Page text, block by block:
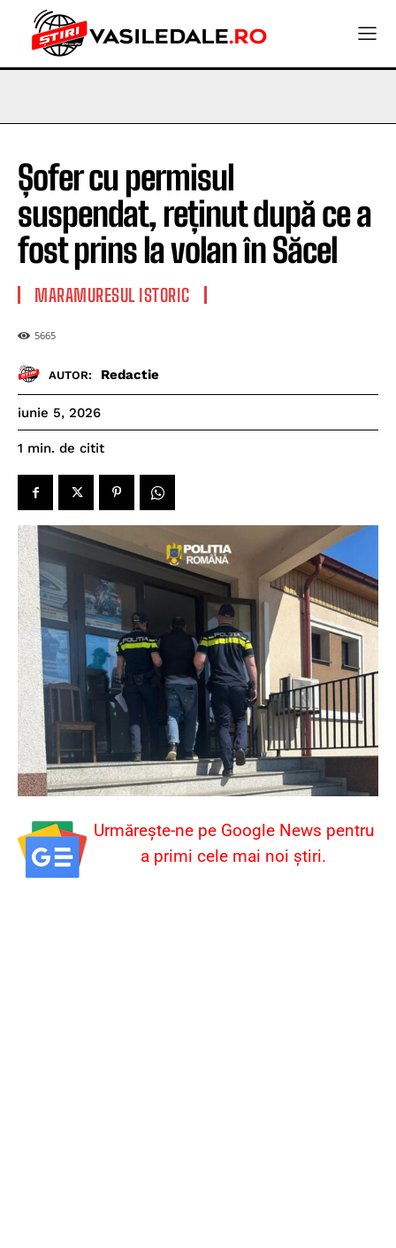
Șofer cu permisul
suspendat, reținut după ce a
fost prins la volan în Săcel
MARAMURESUL ISTORIC
5665
AUTOR: Redactie
iunie 5, 2026
1 min. de citit
Urmărește-ne pe Google News pentru
a primi cele mai noi știri.